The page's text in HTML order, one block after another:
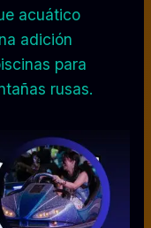
acuático
adición
para
rusas.